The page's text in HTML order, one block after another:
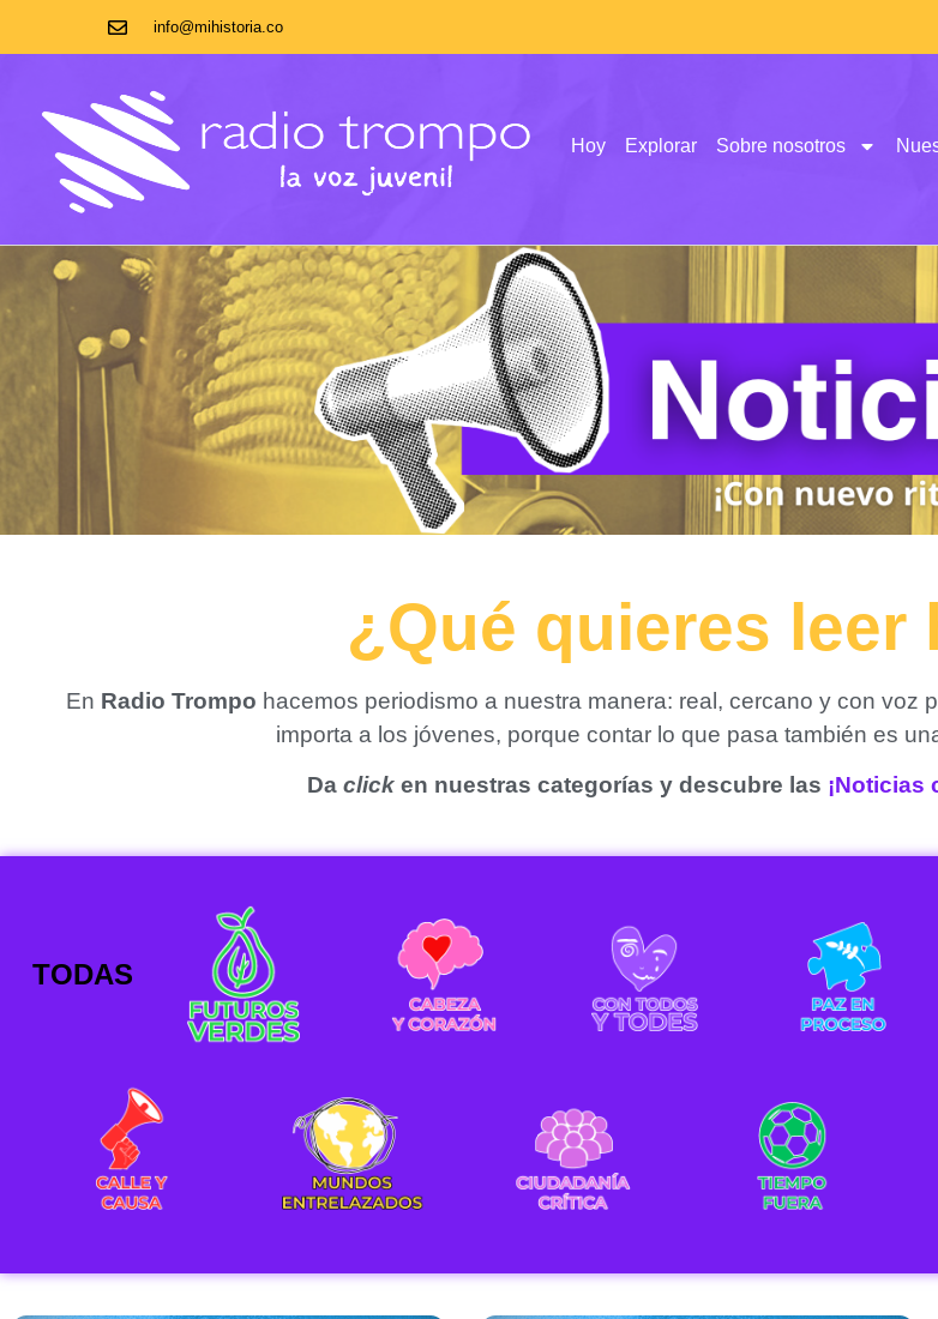
info@mihistoria.co
Hoy Explorar Sobre nosotros
¿Qué quieres leer
En Radio Trompo hacemos periodismo a nuestra manera: real, cercano y con voz
importa a los jóvenes, porque contar lo que pasa también es
Da clicken nuestras categorías y descubre las ¡Noticias
TODAS